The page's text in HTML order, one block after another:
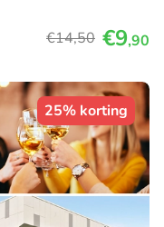
€14,50 €9,90
25% korting